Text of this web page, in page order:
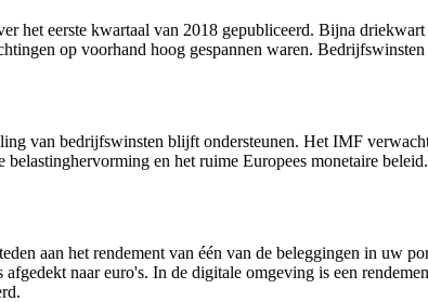
het eerste kwartaal van 2018 gepubliceerd. Bijna
op voorhand hoog gespannen waren.
van bedrijfswinsten blijft ondersteunen. Het IMF
en het ruime Europees monetaire beleid.
aan het rendement van één van de beleggingen in
naar euro's. In de digitale omgeving is een